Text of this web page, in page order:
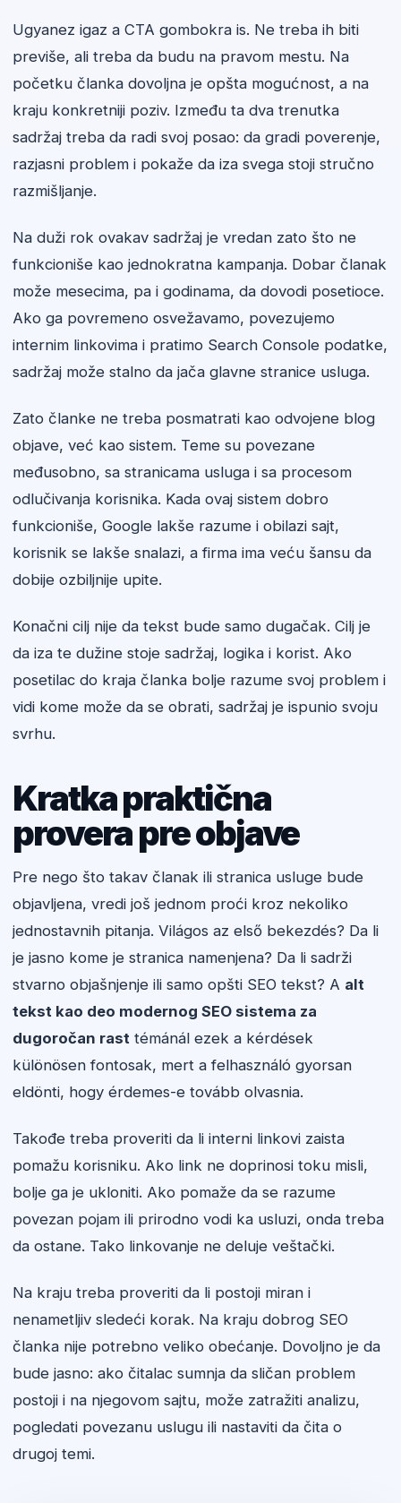
Ugyanez igaz a CTA gombokra is. Ne treba ih biti
previše, ali treba da budu na pravom mestu. Na
početku članka dovoljna je opšta mogućnost, a na
kraju konkretniji poziv. Između ta dva trenutka
sadržaj treba da radi svoj posao: da gradi poverenje,
razjasni problem i pokaže da iza svega stoji stručno
razmišljanje.
Na duži rok ovakav sadržaj je vredan zato što ne
funkcioniše kao jednokratna kampanja. Dobar članak
može mesecima, pa i godinama, da dovodi posetioce.
Ako ga povremeno osvežavamo, povezujemo
internim linkovima i pratimo Search Console podatke,
sadržaj može stalno da jača glavne stranice usluga.
Zato članke ne treba posmatrati kao odvojene blog
objave, već kao sistem. Teme su povezane
međusobno, sa stranicama usluga i sa procesom
odlučivanja korisnika. Kada ovaj sistem dobro
funkcioniše, Google lakše razume i obilazi sajt,
korisnik se lakše snalazi, a firma ima veću šansu da
dobije ozbiljnije upite.
Konačni cilj nije da tekst bude samo dugačak. Cilj je
da iza te dužine stoje sadržaj, logika i korist. Ako
posetilac do kraja članka bolje razume svoj problem i
vidi kome može da se obrati, sadržaj je ispunio svoju
svrhu.
Kratka praktična
provera pre objave
Pre nego što takav članak ili stranica usluge bude
objavljena, vredi još jednom proći kroz nekoliko
jednostavnih pitanja. Világos az első bekezdés? Da li
je jasno kome je stranica namenjena? Da li sadrži
stvarno objašnjenje ili samo opšti SEO tekst? A alt
tekst kao deo modernog SEO sistema za
dugoročan rast témánál ezek a kérdések
különösen fontosak, mert a felhasználó gyorsan
eldönti, hogy érdemes-e tovább olvasnia.
Takođe treba proveriti da li interni linkovi zaista
pomažu korisniku. Ako link ne doprinosi toku misli,
bolje ga je ukloniti. Ako pomaže da se razume
povezan pojam ili prirodno vodi ka usluzi, onda treba
da ostane. Tako linkovanje ne deluje veštački.
Na kraju treba proveriti da li postoji miran i
nenametljiv sledeći korak. Na kraju dobrog SEO
članka nije potrebno veliko obećanje. Dovoljno je da
bude jasno: ako čitalac sumnja da sličan problem
postoji i na njegovom sajtu, može zatražiti analizu,
pogledati povezanu uslugu ili nastaviti da čita o
drugoj temi.